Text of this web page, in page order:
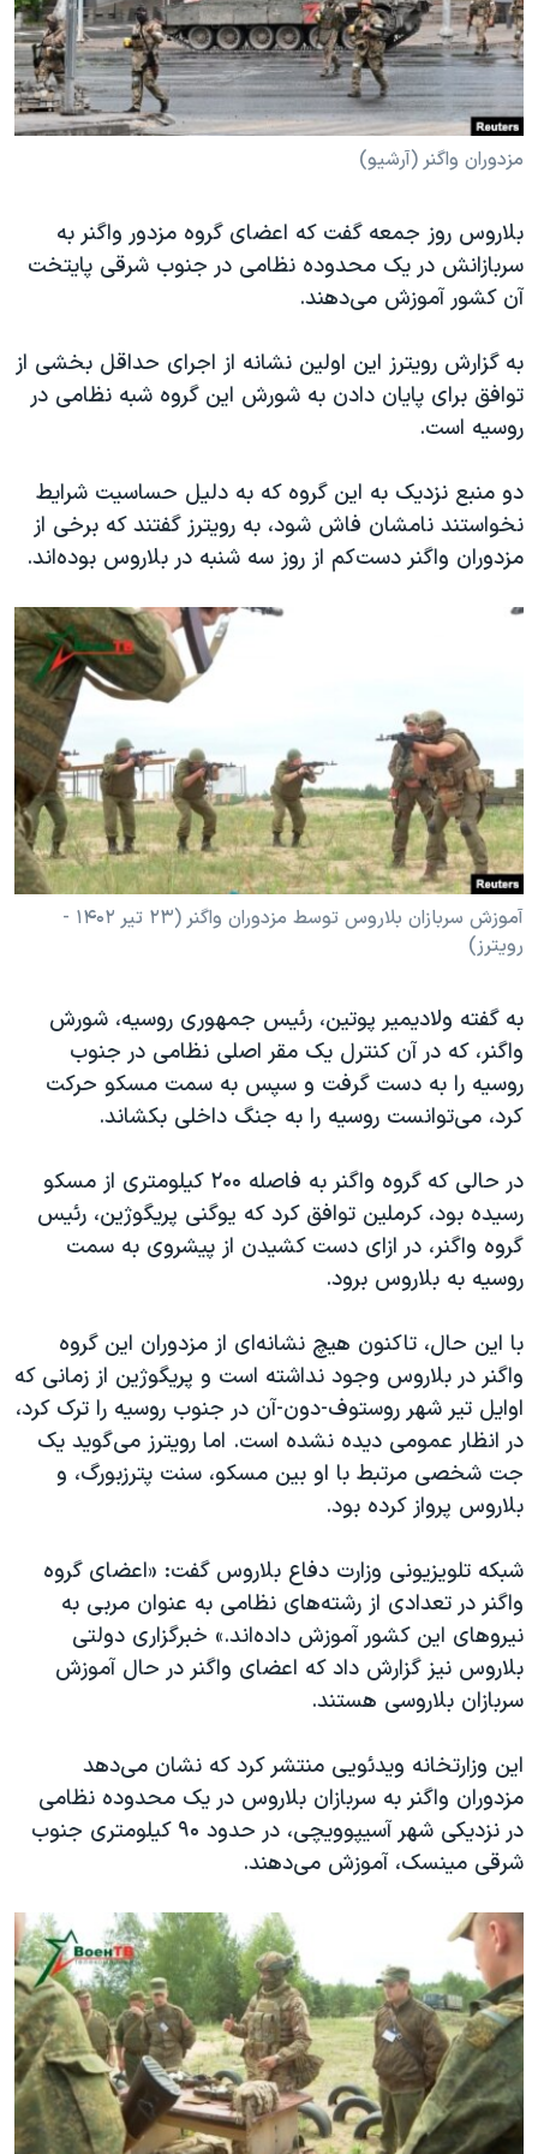
فرهنگ و زندگی
حقوق شهروندی
اقتصادی
علم و فناوری
گالری عکس
آرشیو پخش زنده
مستندها
انتخابات ریاست جمهوری آمریکا ۲۰۲۴
حمله جمهوری اسلامی به اسرائیل
رمز مهسا
اعتراضات زن، زندگی، آزادی
مجموعه مستندهای دادخواهی
دادگاه حمید نوری
چهل سال گروگان‌گیری
اعتراضات مردمی آبان ۹۸
اسرائیل در جنگ
همایش محافظه‌کاران آمریکا «سی‌پک»
سفر پرزیدنت ترامپ به چین
دنبال کنید
مزدوران واگنر (آرشیو)
بلاروس روز جمعه گفت که اعضای گروه مزدور واگنر به
سربازانش در یک محدوده نظامی در جنوب شرقی پایتخت
آن کشور آموزش می‌دهند.
به گزارش رویترز این اولین نشانه از اجرای حداقل بخشی از
توافق برای پایان دادن به شورش این گروه شبه نظامی در
روسیه است.
دو منبع نزدیک به این گروه که به دلیل حساسیت شرایط
نخواستند نامشان فاش شود، به رویترز گفتند که برخی از
مزدوران واگنر دست‌کم از روز سه شنبه در بلاروس بوده‌اند.
آموزش سربازان بلاروس توسط مزدوران واگنر (۲۳ تیر ۱۴۰۲ -
رویترز)
به گفته ولادیمیر پوتین، رئیس جمهوری روسیه، شورش
واگنر، که در آن کنترل یک مقر اصلی نظامی در جنوب
روسیه را به دست گرفت و سپس به سمت مسکو حرکت
کرد، می‌توانست روسیه را به جنگ داخلی بکشاند.
در حالی که گروه واگنر به فاصله ۲۰۰ کیلومتری از مسکو
رسیده بود، کرملین توافق کرد که یوگنی پریگوژین، رئیس
گروه واگنر، در ازای دست‌ کشیدن از پیشروی به سمت
روسیه به بلاروس برود.
با این حال، تاکنون هیچ نشانه‌ای از مزدوران این گروه
واگنر در بلاروس وجود نداشته است و پریگوژین از زمانی که
اوایل تیر شهر روستوف-دون-آن در جنوب روسیه را ترک کرد،
در انظار عمومی دیده نشده است. اما رویترز می‌گوید یک
جت شخصی مرتبط با او بین مسکو، سنت پترزبورگ، و
بلاروس پرواز کرده بود.
شبکه تلویزیونی وزارت دفاع بلاروس گفت: «اعضای گروه
واگنر در تعدادی از رشته‌های نظامی به عنوان مربی به
نیروهای این کشور آموزش داده‌اند.» خبرگزاری دولتی
بلاروس نیز گزارش داد که اعضای واگنر در حال آموزش
سربازان بلاروسی هستند.
این وزارتخانه ویدئویی منتشر کرد که نشان می‌دهد
مزدوران واگنر به سربازان بلاروس در یک محدوده نظامی
در نزدیکی شهر آسیپوویچی، در حدود ۹۰ کیلومتری جنوب
شرقی مینسک، آموزش می‌دهند.